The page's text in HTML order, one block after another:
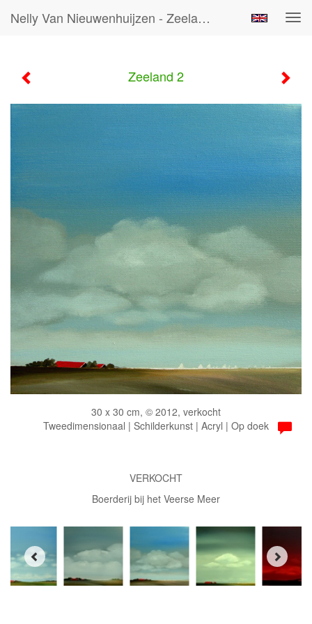
Nelly Van Nieuwenhuijzen - Zeeland 2
Zeeland 2
30 x 30 cm, © 2012, verkocht
Tweedimensionaal | Schilderkunst | Acryl | Op doek
VERKOCHT
Boerderij bij het Veerse Meer